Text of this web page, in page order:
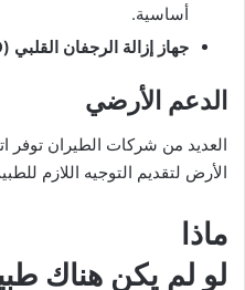
أساسية.
جهاز إزالة الرجفان القلبي (AED)
الدعم الأرضي
العديد من شركات الطيران توفر
الأرض لتقديم التوجيه اللازم
ماذا
لو لم يكن هناك